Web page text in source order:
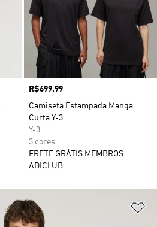
Preço
R$699,99
Camiseta Estampada Manga
Curta Y-3
Y-3
3 cores
FRETE GRÁTIS MEMBROS
ADICLUB